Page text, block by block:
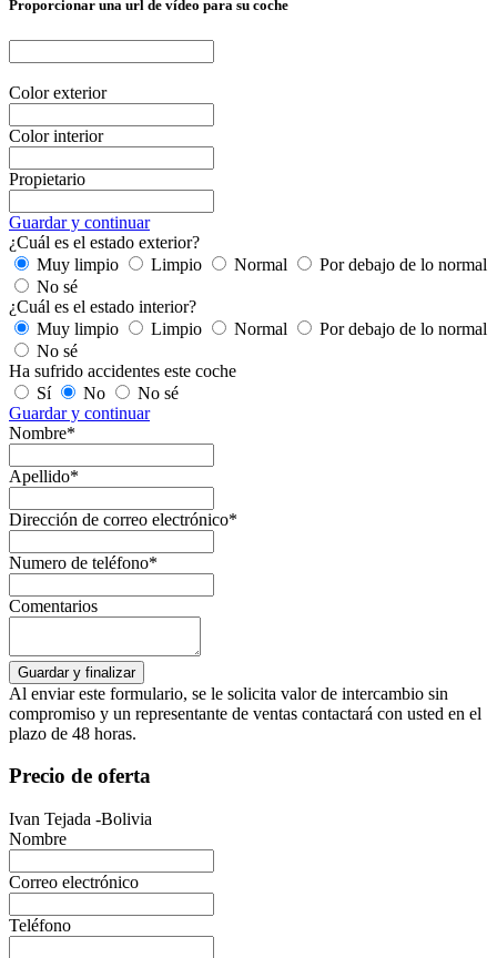
Proporcionar una url de vídeo para su coche
Color exterior
Color interior
Propietario
Guardar y continuar
¿Cuál es el estado exterior?
Muy limpio
Limpio Normal
Por debajo de lo normal
No sé
¿Cuál es el estado interior?
Muy limpio
Limpio Normal
Por debajo de lo normal
No sé
Ha sufrido accidentes este coche
Sí
No
No sé
Guardar y continuar
Nombre*
Apellido*
Dirección de correo electrónico*
Numero de teléfono*
Comentarios
Al enviar este formulario, se le solicita valor de intercambio sin
compromiso y un representante de ventas contactará con usted en el
plazo de 48 horas.
Precio de oferta
Ivan Tejada -Bolivia
Nombre
Correo electrónico
Teléfono